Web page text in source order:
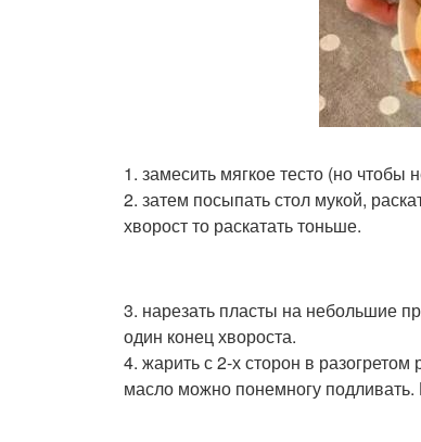
1. замесить мягкое тесто (но чтобы
2. затем посыпать стол мукой,
хворост то раскатать тоньше.
3. нарезать пласты на небольшие
один конец хвороста.
4. жарить с 2-х сторон в
масло можно понемногу подливать.